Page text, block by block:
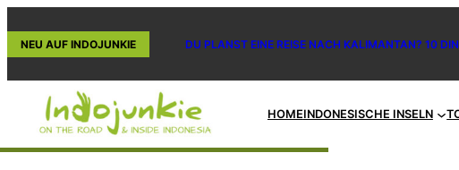
Inhalt
NEU AUF INDOJUNKIE DU PLANST EINE REISE NACH KALIMANTAN? 10
HOMEINDONESISCHE INSELN